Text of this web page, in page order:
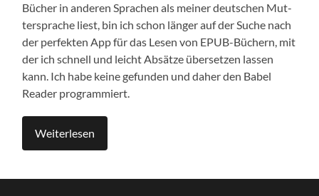
Büch­er in anderen Sprachen als mein­er deutschen Mut­
ter­sprache liest, bin ich schon länger auf der Suche nach
der per­fek­ten App für das Lesen von EPUB-Büch­ern, mit
der ich schnell und leicht Absätze über­set­zen lassen
kann. Ich habe keine gefun­den und daher den Babel
Read­er pro­gram­miert.
Weit­er­lesen